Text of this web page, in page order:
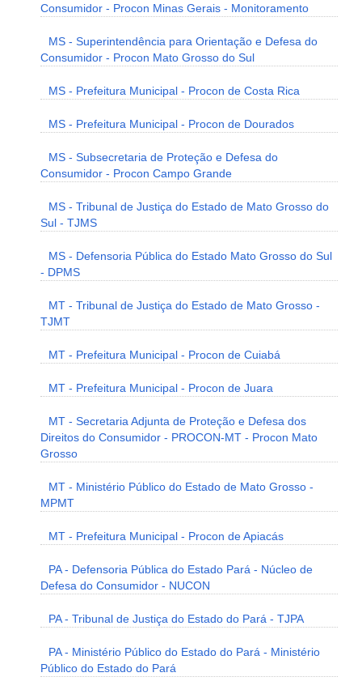
Consumidor - Procon Minas Gerais - Monitoramento
MS - Superintendência para Orientação e Defesa do
Consumidor - Procon Mato Grosso do Sul
MS - Prefeitura Municipal - Procon de Costa Rica
MS - Prefeitura Municipal - Procon de Dourados
MS - Subsecretaria de Proteção e Defesa do
Consumidor - Procon Campo Grande
MS - Tribunal de Justiça do Estado de Mato Grosso do
Sul - TJMS
MS - Defensoria Pública do Estado Mato Grosso do Sul
- DPMS
MT - Tribunal de Justiça do Estado de Mato Grosso -
TJMT
MT - Prefeitura Municipal - Procon de Cuiabá
MT - Prefeitura Municipal - Procon de Juara
MT - Secretaria Adjunta de Proteção e Defesa dos
Direitos do Consumidor - PROCON-MT - Procon Mato
Grosso
MT - Ministério Público do Estado de Mato Grosso -
MPMT
MT - Prefeitura Municipal - Procon de Apiacás
PA - Defensoria Pública do Estado Pará - Núcleo de
Defesa do Consumidor - NUCON
PA - Tribunal de Justiça do Estado do Pará - TJPA
PA - Ministério Público do Estado do Pará - Ministério
Público do Estado do Pará